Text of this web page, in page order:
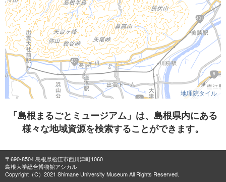
地理院タイル
「島根まるごとミュージアム」は、島根県内にある
様々な地域資源を検索することができます。
〒690-8504 島根県松江市西川津町1060
島根大学総合博物館アシカル
Copyright（C）2021 Shimane University Museum All Rights Reserved.